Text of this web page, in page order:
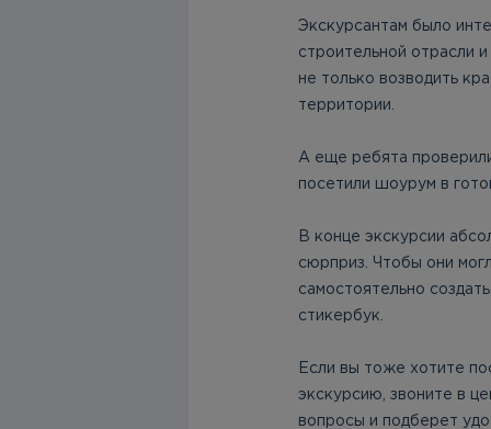
Экскурсантам было
строительной отрасли
не только возводить
территории.
А еще ребята
посетили шоурум в
В конце экскурсии
сюрприз. Чтобы они
самостоятельно
стикербук.
Если вы тоже хотите
экскурсию, звоните в
вопросы и подберет